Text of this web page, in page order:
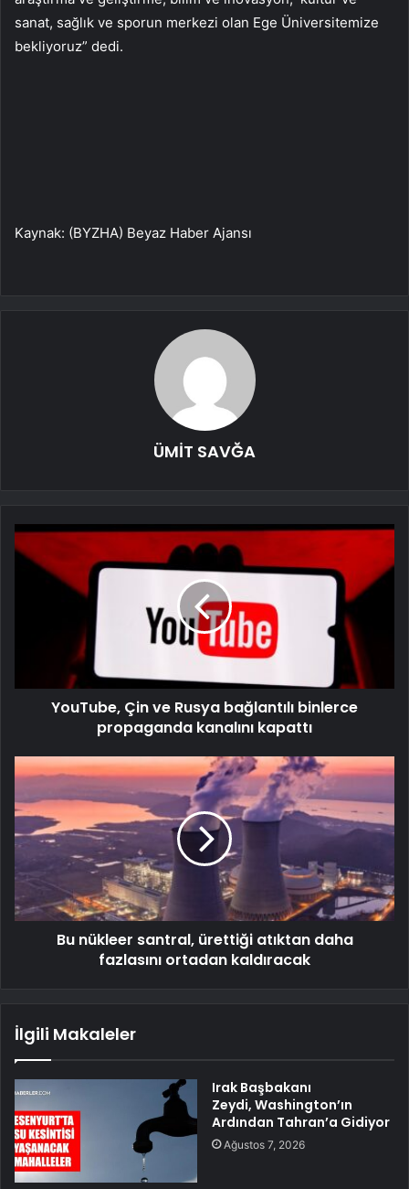
sanat, sağlık ve sporun merkezi olan Ege Üniversitemize
bekliyoruz” dedi.
Kaynak: (BYZHA) Beyaz Haber Ajansı
ÜMİT SAVĞA
YouTube, Çin ve Rusya bağlantılı binlerce
propaganda kanalını kapattı
Bu nükleer santral, ürettiği atıktan daha
fazlasını ortadan kaldıracak
İlgili Makaleler
Irak Başbakanı
Zeydi, Washington’ın
Ardından Tahran’a Gidiyor
Ağustos 7, 2026